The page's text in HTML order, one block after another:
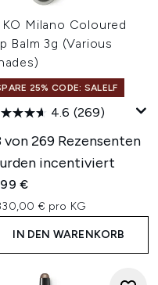
Milano Coloured
Balm 3g (Various
25% CODE: SALELF
4.6 (269)
von 269 Rezensenten
incentiviert
€
€ pro KG
IN DEN WARENKORB